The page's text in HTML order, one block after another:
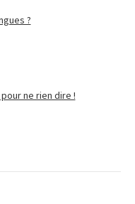
?
ne rien dire !